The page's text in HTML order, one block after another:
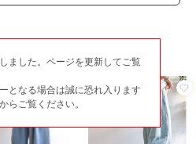
ム
ました。ページを更新してご覧
となる場合は誠に恐れ入ります
らご覧ください。